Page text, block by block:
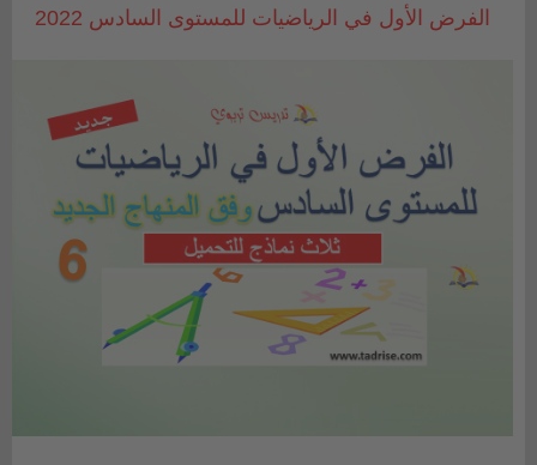
الفرض الأول في الرياضيات للمستوى السادس 2022